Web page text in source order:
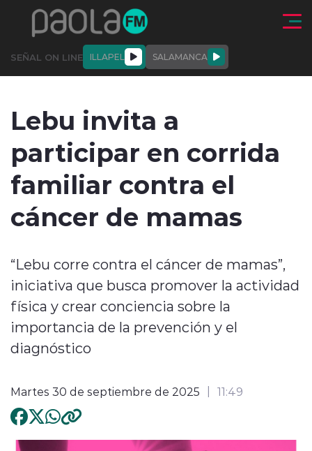
Click acá para ir directamente al contenido
SEÑAL ON LINE ILLAPEL SALAMANCA
ACTUALIDAD DEPORTES
modo claro
Lebu invita a
participar en corrida
familiar contra el
cáncer de mamas
“Lebu corre contra el cáncer de mamas”,
iniciativa que busca promover la actividad
física y crear conciencia sobre la
importancia de la prevención y el
diagnóstico
Martes 30 de septiembre de 2025 11:49